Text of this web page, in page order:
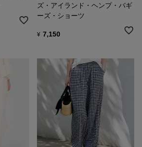
ズ・アイランド・ヘンプ・バギ
ーズ・ショーツ
¥ 7,150